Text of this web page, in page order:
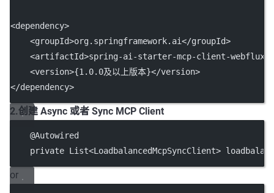
<dependency>
    <
groupId>org.springframework.ai</groupId>
    <
artifactId>spring-ai-starter-mcp-client-webflux</
    <
version>{1.0.0及以上版本}</version>
</dependency>
2.创建 Async 或者 Sync MCP Client
    @
Autowired
private List<LoadbalancedMcpSyncClient>
or